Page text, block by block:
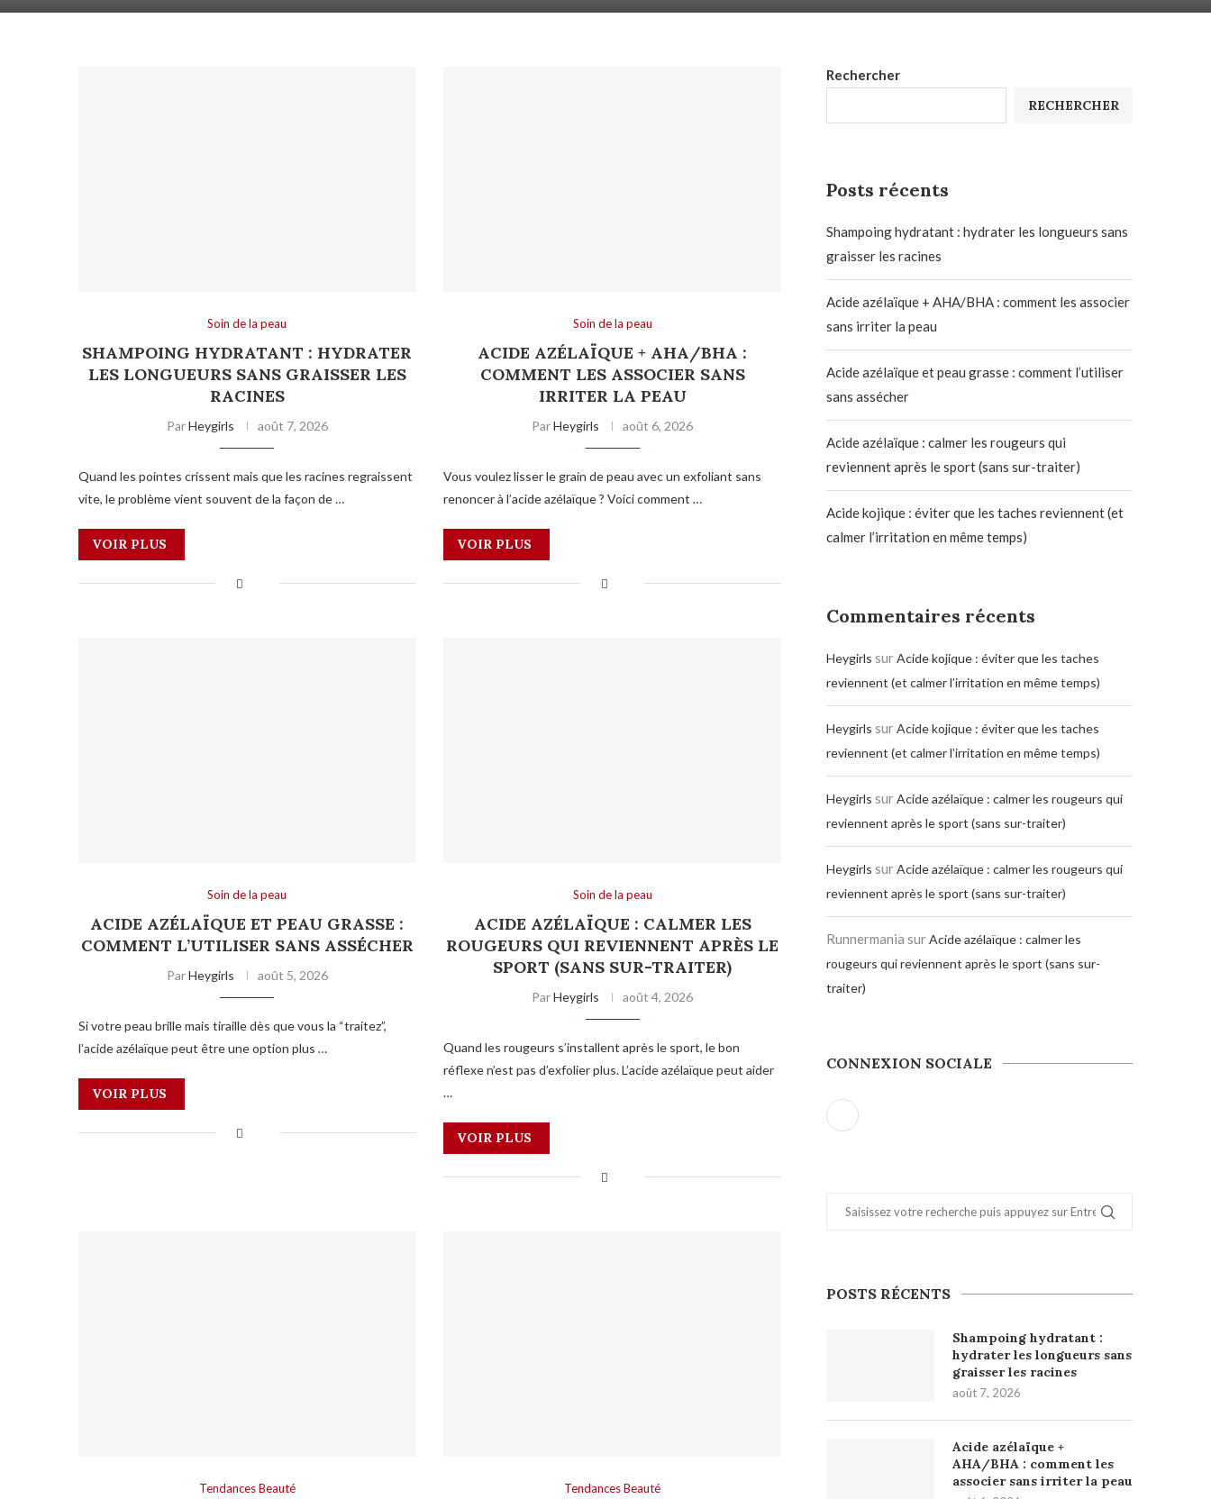
Soin de la peau
SHAMPOING HYDRATANT : HYDRATER
LES LONGUEURS SANS GRAISSER LES
RACINES
ParHeygirls août 7, 2026
Quand les pointes crissent mais que les racines regraissent
vite, le problème vient souvent de la façon de …
VOIR PLUS
Soin de la peau
ACIDE AZÉLAÏQUE + AHA/BHA :
COMMENT LES ASSOCIER SANS
IRRITER LA PEAU
ParHeygirls août 6, 2026
Vous voulez lisser le grain de peau avec un exfoliant sans
renoncer à l’acide azélaïque ? Voici comment …
VOIR PLUS
Soin de la peau
ACIDE AZÉLAÏQUE ET PEAU GRASSE :
COMMENT L’UTILISER SANS ASSÉCHER
ParHeygirls août 5, 2026
Si votre peau brille mais tiraille dès que vous la “traitez”,
l’acide azélaïque peut être une option plus …
VOIR PLUS
Soin de la peau
ACIDE AZÉLAÏQUE : CALMER LES
ROUGEURS QUI REVIENNENT APRÈS LE
SPORT (SANS SUR-TRAITER)
ParHeygirls août 4, 2026
Quand les rougeurs s’installent après le sport, le bon
réflexe n’est pas d’exfolier plus. L’acide azélaïque peut aider
…
VOIR PLUS
Tendances Beauté Tendances Beauté
Rechercher
RECHERCHER
Posts récents
Shampoing hydratant : hydrater les longueurs sans
graisser les racines
Acide azélaïque + AHA/BHA : comment les associer
sans irriter la peau
Acide azélaïque et peau grasse : comment l’utiliser
sans assécher
Acide azélaïque : calmer les rougeurs qui
reviennent après le sport (sans sur-traiter)
Acide kojique : éviter que les taches reviennent (et
calmer l’irritation en même temps)
Commentaires récents
Heygirls surAcide kojique : éviter que les taches
reviennent (et calmer l’irritation en même temps)
Heygirls surAcide kojique : éviter que les taches
reviennent (et calmer l’irritation en même temps)
Heygirls surAcide azélaïque : calmer les rougeurs qui
reviennent après le sport (sans sur-traiter)
Heygirls surAcide azélaïque : calmer les rougeurs qui
reviennent après le sport (sans sur-traiter)
Runnermania surAcide azélaïque : calmer les
rougeurs qui reviennent après le sport (sans sur-
traiter)
CONNEXION SOCIALE
POSTS RÉCENTS
Shampoing hydratant :
hydrater les longueurs sans
graisser les racines
août 7, 2026
Acide azélaïque +
AHA/BHA : comment les
associer sans irriter la peau